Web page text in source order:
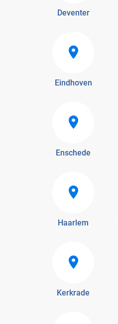
Deventer
Eindhoven
Enschede
Haarlem
Kerkrade